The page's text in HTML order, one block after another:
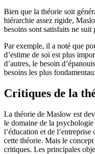
Bien que la théorie soit
hiérarchie assez rigide,
besoins sont satisfaits ne
Par exemple, il a noté que
d’estime de soi est plus
d’autres, le besoin
besoins les plus
Critiques de la
La théorie de Maslow est
le domaine de la
l’éducation et de
cette théorie. Mais le
critiques. Les principales